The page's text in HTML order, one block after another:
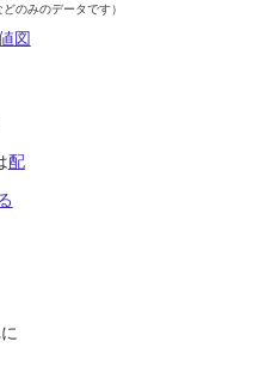
のみのデータです）
図
配